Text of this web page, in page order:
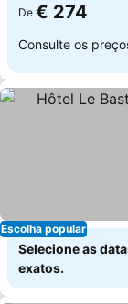
De € 274
Consulte os
Escolha popular
Selecione as
exatos.